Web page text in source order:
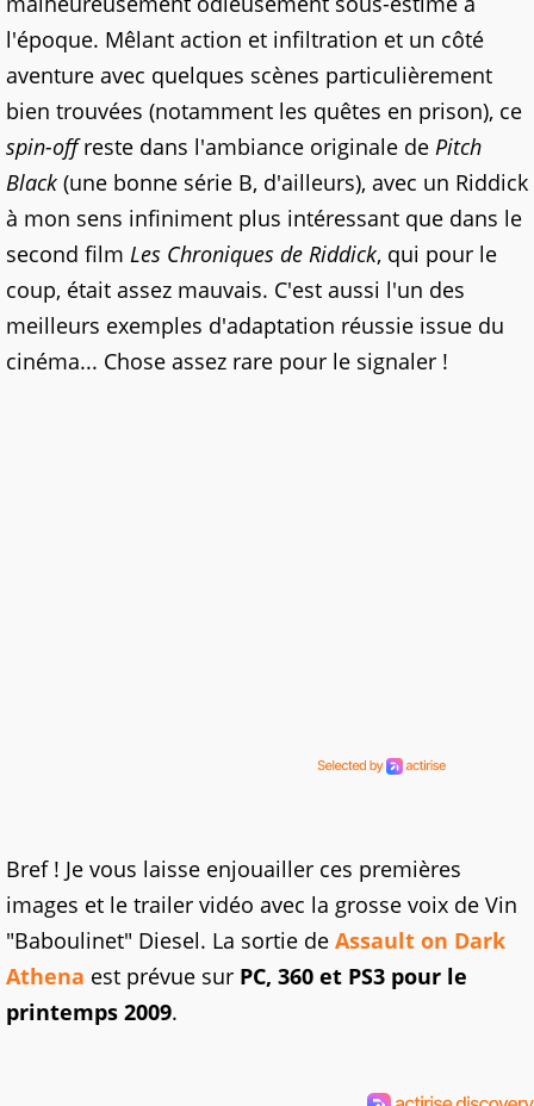
l'époque. Mêlant action et infiltration et un côté
aventure avec quelques scènes particulièrement
bien trouvées (notamment les quêtes en prison), ce
spin-offreste dans l'ambiance originale de Pitch
Black (une bonne série B, d'ailleurs), avec un Riddick
à mon sens infiniment plus intéressant que dans le
second film Les Chroniques de Riddick, qui pour le
coup, était assez mauvais. C'est aussi l'un des
meilleurs exemples d'adaptation réussie issue du
cinéma... Chose assez rare pour le signaler !
Bref ! Je vous laisse enjouailler ces premières
images et le trailer vidéo avec la grosse voix de Vin
"Baboulinet" Diesel. La sortie de Assault on Dark
Athena est prévue sur PC, 360 et PS3 pour le
printemps 2009.